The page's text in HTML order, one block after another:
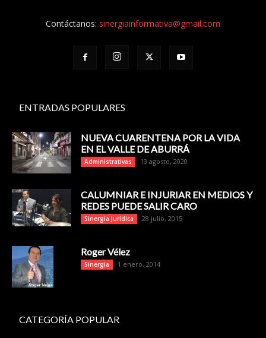
Contáctanos: sinergiainformativa@gmail.com
ENTRADAS POPULARES
NUEVA CUARENTENA POR LA VIDA
EN EL VALLE DE ABURRÁ
Administrativas 13 agosto, 2020
CALUMNIAR E INJURIAR EN MEDIOS Y
REDES PUEDE SALIR CARO
Sinergia Jurídica 28 julio, 2015
Roger Vélez
Sinergia 1 enero, 2014
CATEGORÍA POPULAR